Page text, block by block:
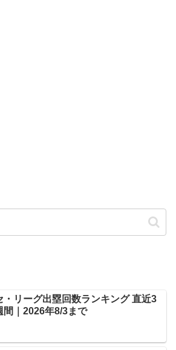
・リーグ出塁回数ランキング 直近3
間｜2026年8/3まで